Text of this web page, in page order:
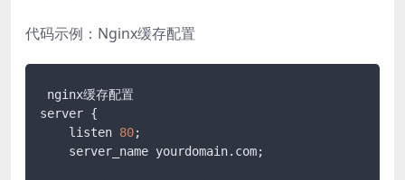
代码示例：Nginx缓存配置
nginx缓存配置
server {
    listen
80;
    server_name yourdomain.com;